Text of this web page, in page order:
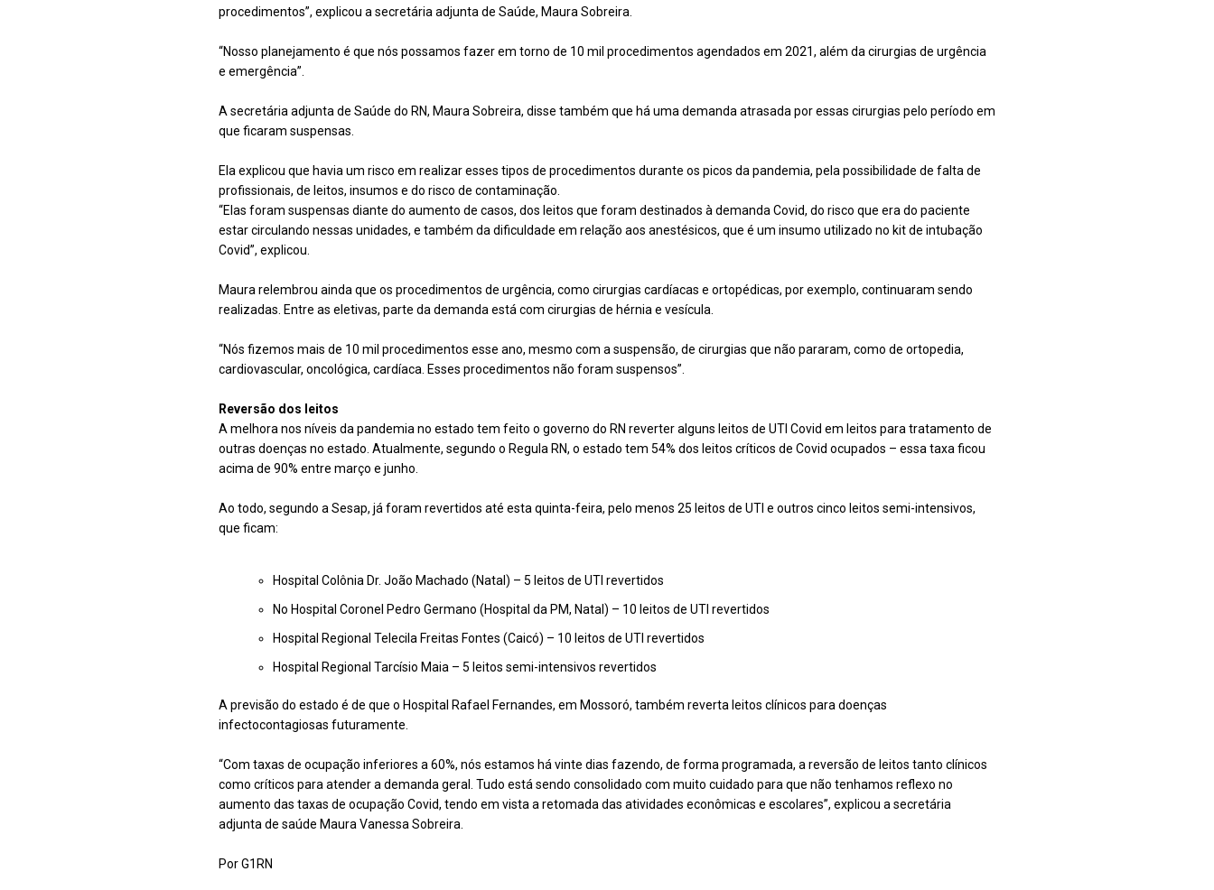
procedimentos”, explicou a secretária adjunta de Saúde, Maura Sobreira.
“Nosso planejamento é que nós possamos fazer em torno de 10 mil procedimentos agendados em 2021, além da cirurgias de urgência
e emergência”.
A secretária adjunta de Saúde do RN, Maura Sobreira, disse também que há uma demanda atrasada por essas cirurgias pelo período em
que ficaram suspensas.
Ela explicou que havia um risco em realizar esses tipos de procedimentos durante os picos da pandemia, pela possibilidade de falta de
profissionais, de leitos, insumos e do risco de contaminação.
“Elas foram suspensas diante do aumento de casos, dos leitos que foram destinados à demanda Covid, do risco que era do paciente
estar circulando nessas unidades, e também da dificuldade em relação aos anestésicos, que é um insumo utilizado no kit de intubação
Covid”, explicou.
Maura relembrou ainda que os procedimentos de urgência, como cirurgias cardíacas e ortopédicas, por exemplo, continuaram sendo
realizadas. Entre as eletivas, parte da demanda está com cirurgias de hérnia e vesícula.
“Nós fizemos mais de 10 mil procedimentos esse ano, mesmo com a suspensão, de cirurgias que não pararam, como de ortopedia,
cardiovascular, oncológica, cardíaca. Esses procedimentos não foram suspensos”.
Reversão dos leitos
A melhora nos níveis da pandemia no estado tem feito o governo do RN reverter alguns leitos de UTI Covid em leitos para tratamento de
outras doenças no estado. Atualmente, segundo o Regula RN, o estado tem 54% dos leitos críticos de Covid ocupados – essa taxa ficou
acima de 90% entre março e junho.
Ao todo, segundo a Sesap, já foram revertidos até esta quinta-feira, pelo menos 25 leitos de UTI e outros cinco leitos semi-intensivos,
que ficam:
Hospital Colônia Dr. João Machado (Natal) – 5 leitos de UTI revertidos
No Hospital Coronel Pedro Germano (Hospital da PM, Natal) – 10 leitos de UTI revertidos
Hospital Regional Telecila Freitas Fontes (Caicó) – 10 leitos de UTI revertidos
Hospital Regional Tarcísio Maia – 5 leitos semi-intensivos revertidos
A previsão do estado é de que o Hospital Rafael Fernandes, em Mossoró, também reverta leitos clínicos para doenças
infectocontagiosas futuramente.
“Com taxas de ocupação inferiores a 60%, nós estamos há vinte dias fazendo, de forma programada, a reversão de leitos tanto clínicos
como críticos para atender a demanda geral. Tudo está sendo consolidado com muito cuidado para que não tenhamos reflexo no
aumento das taxas de ocupação Covid, tendo em vista a retomada das atividades econômicas e escolares”, explicou a secretária
adjunta de saúde Maura Vanessa Sobreira.
Por G1RN